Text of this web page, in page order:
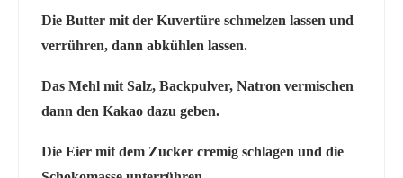
Die Butter mit der Kuvertüre schmelzen lassen und
verrühren, dann abkühlen lassen.
Das Mehl mit Salz, Backpulver, Natron vermischen
dann den Kakao dazu geben.
Die Eier mit dem Zucker cremig schlagen und die